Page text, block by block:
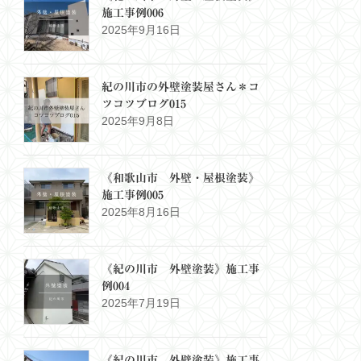
施工事例006
2025年9月16日
紀の川市の外壁塗装屋さん＊コ
ツコツブログ015
2025年9月8日
《和歌山市 外壁・屋根塗装》
施工事例005
2025年8月16日
《紀の川市 外壁塗装》施工事
例004
2025年7月19日